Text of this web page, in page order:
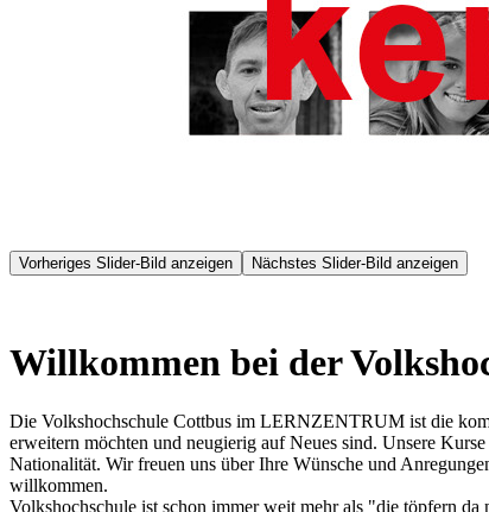
Vorheriges Slider-Bild anzeigen Nächstes Slider-Bild anzeigen
Willkommen bei der
Die Volkshochschule Cottbus im LERNZENTRUM ist die
erweitern möchten und neugierig auf Neues sind. Unsere
Nationalität. Wir freuen uns über Ihre Wünsche und
willkommen.
Volkshochschule ist schon immer weit mehr als "die töpfern